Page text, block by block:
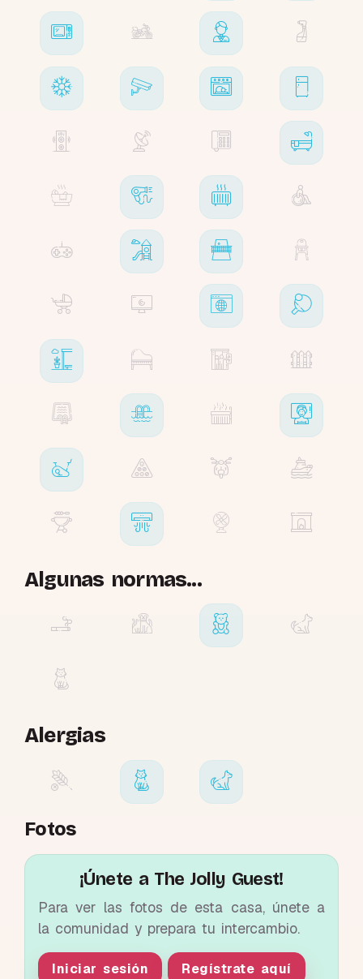
Algunas normas...
Alergias
Fotos
¡Únete a The Jolly Guest!
Para ver las fotos de esta casa, únete a
la comunidad y prepara tu intercambio.
Iniciar sesión Regístrate aquí